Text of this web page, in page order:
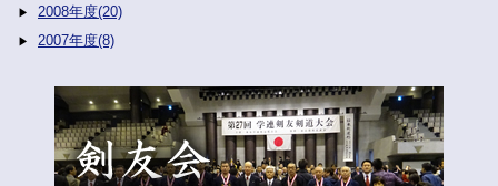
2008年度(20)
2007年度(8)